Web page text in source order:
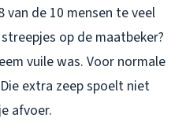
de 10 mensen te veel
op de maatbeker?
vuile was. Voor normale
extra zeep spoelt niet
afvoer.